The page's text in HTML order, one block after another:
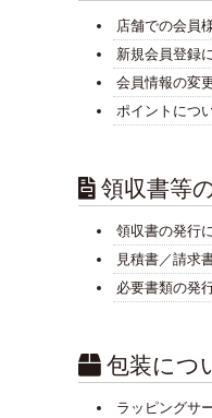
店舗での会員
新規会員登録
会員情報の変
ポイントにつ
領収書等
領収書の発行
見積書／請求
必要書類の発
包装につ
ラッピングサ